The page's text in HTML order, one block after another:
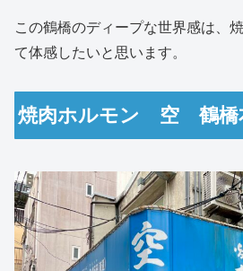
この鶴橋のディープな世界感は、
て体感したいと思います。
焼肉ホルモン 空 鶴橋